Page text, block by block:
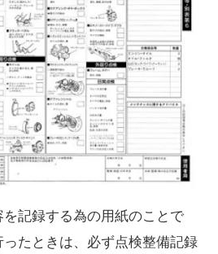
記録する為の用紙のことで
たときは、必ず点検整備記録